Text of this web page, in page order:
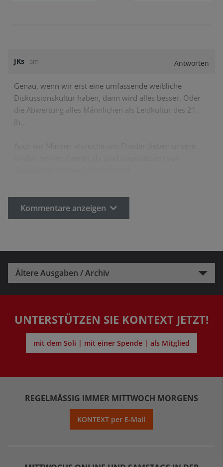
JKs am Antworten
Genau, wenn wir erst eine umfassende weibliche
Diskussionskultur haben, dann wird alles besser. Oder -
die Abwertung alles Männlichen als Leidkultur des 21.
Jh...
Kommentare anzeigen
Ältere Ausgaben / Archiv
UNTERSTÜTZEN SIE KONTEXT JETZT!
mit dem Soli | mit einer Spende | als Mitglied
REGELMÄSSIG IMMER MITTWOCH MORGENS
KONTEXT per E-Mail